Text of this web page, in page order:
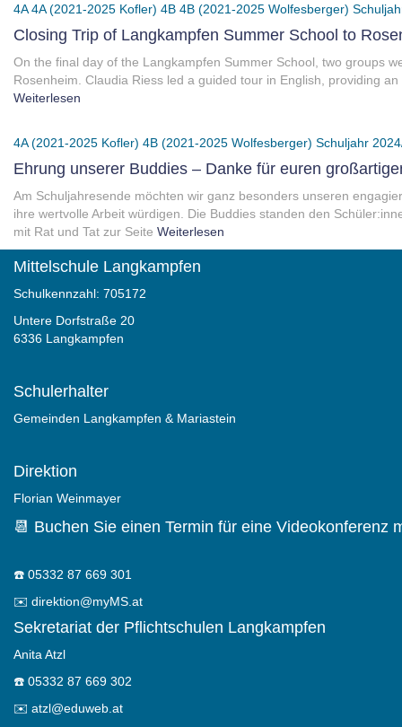
4A 4A (2021-2025 Kofler) 4B 4B (2021-2025 Wolfesberger)
Closing Trip of Langkampfen Summer School to
On the final day of the Langkampfen Summer School, two groups
Rosenheim. Claudia Riess led a guided tour in English, providing
Weiterlesen
4A (2021-2025 Kofler) 4B (2021-2025 Wolfesberger) Schuljahr
Ehrung unserer Buddies – Danke für euren
Am Schuljahresende möchten wir ganz besonders unseren
ihre wertvolle Arbeit würdigen. Die Buddies standen den
mit Rat und Tat zur Seite Weiterlesen
Mittelschule Langkampfen
Schulkennzahl: 705172
Untere Dorfstraße 20
6336 Langkampfen
Schulerhalter
Gemeinden Langkampfen & Mariastein
Direktion
Florian Weinmayer
📆 Buchen Sie einen Termin für eine Videokonferenz
☎️ 05332 87 669 301
✉️ direktion@myMS.at
Sekretariat der Pflichtschulen Langkampfen
Anita Atzl
☎️ 05332 87 669 302
✉️ atzl@eduweb.at